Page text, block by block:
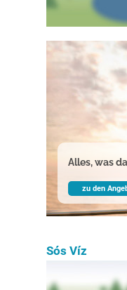
Alles, was
zu den
Sós Víz